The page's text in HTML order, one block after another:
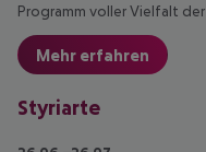
Programm voller Vielfalt der
Mehr erfahren
Styriarte